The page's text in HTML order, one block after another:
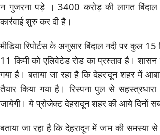
न गुजरना पड़े । 3400 करोड़ की लागत बिंदाल
कार्रवाई शुरु कर दी है।
मीडिया रिपोर्टस के अनुसार बिंदाल नदी पर कुल
11 किमी को एलिवेटेड रोड का प्रस्ताव है।
गया है। बताया जा रहा है कि देहरादून शहर में
तैयार किया गया है। रिस्पना पुल से
जायेगी। ये प्रोजेक्ट देहरादून शहर की आये दिनों
बताया जा रहा है कि देहरादून में जाम की समस्या